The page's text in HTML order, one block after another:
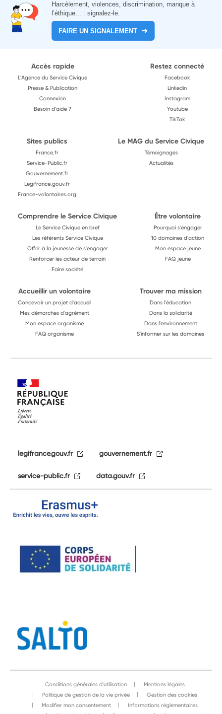
Harcèlement, violences, discrimination, manque à
l’éthique... : signalez-le.
FAIRE UN SIGNALEMENT
Accès rapide
L'Agence du Service Civique
Presse & Publication
Connexion
Besoin d'aide ?
Restez connecté
Facebook
Linkedin
Instagram
Youtube
TikTok
Sites publics
France.fr
Service-Public.fr
Gouvernement.fr
Legifrance.gouv.fr
France-volontaires.org
Le MAG du Service Civique
Témoignages
Actualités
Comprendre le Service Civique
Le Service Civique en bref
Les référents Service Civique
Offrir à la jeunesse de s'engager
Renforcer les acteur de terrain
Faire société
Être volontaire
Pourquoi s'engager
10 domaines d'action
Mon espace jeune
FAQ jeune
Accueillir un volontaire
Concevoir un projet d'accueil
Mes démarches d'agrément
Mon espace organisme
FAQ organisme
Trouver ma mission
Dans l'éducation
Dans la solidarité
Dans l'environnement
S'informer sur les domaines
legifrance.gouv.fr gouvernement.fr
service-public.fr data.gouv.fr
Conditions générales d'utilisation
Mentions légales
Politique de gestion de la vie privée
Gestion des cookies
Modifier mon consentement
Informations réglementaires